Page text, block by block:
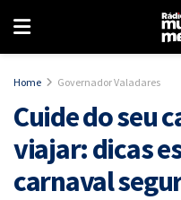
Home Governador Valadares
Cuide do seu
viajar: dicas
carnaval